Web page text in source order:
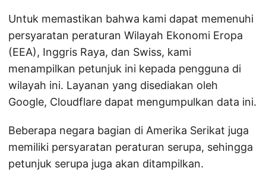
Untuk memastikan bahwa kami dapat memenuhi
persyaratan peraturan Wilayah Ekonomi Eropa
(EEA), Inggris Raya, dan Swiss, kami
menampilkan petunjuk ini kepada pengguna di
wilayah ini. Layanan yang disediakan oleh
Google, Cloudflare dapat mengumpulkan data ini.
Beberapa negara bagian di Amerika Serikat juga
memiliki persyaratan peraturan serupa, sehingga
petunjuk serupa juga akan ditampilkan.